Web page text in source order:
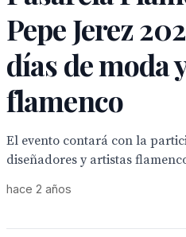
Pepe Jerez
días de moda
flamenco
El evento contará con la
diseñadores y artistas
hace 2 años